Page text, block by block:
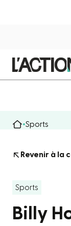
Sports
Revenir à la
Sports
Billy